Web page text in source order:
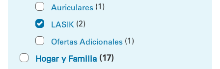
Auriculares (1)
LASIK (2)
Ofertas Adicionales (1)
Hogar y Familia (17)